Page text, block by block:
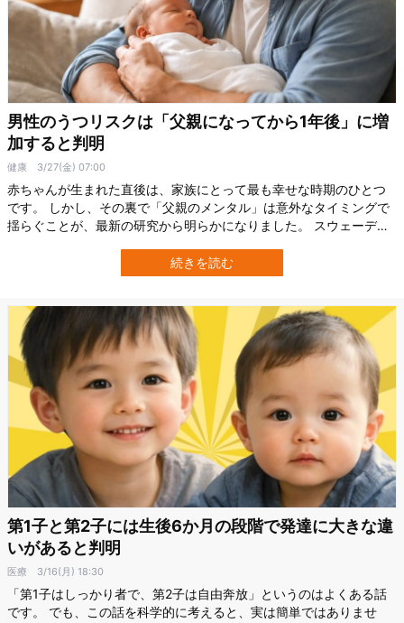
男性のうつリスクは「父親になってから1年後」に増
加すると判明
健康 3/27(金) 07:00
赤ちゃんが生まれた直後は、家族にとって最も幸せな時期のひとつ
です。 しかし、その裏で「父親のメンタル」は意外なタイミングで
揺らぐことが、最新の研究から明らかになりました。 スウェーデン
産前後の精神状態の変化を分析。 その結果、父親のうつやストレス
関連障害は、出産直後ではなく「約1年後」に増加する傾向があるこ
続きを読む
第1子と第2子には生後6か月の段階で発達に大きな違
いがあると判明
医療 3/16(月) 18:30
「第1子はしっかり者で、第2子は自由奔放」というのはよくある話
です。 でも、この話を科学的に考えると、実は簡単ではありませ